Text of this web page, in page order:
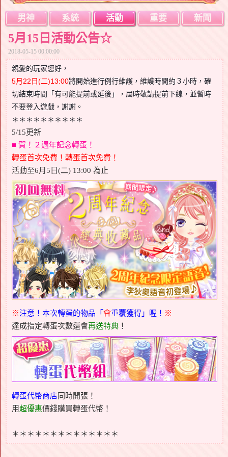
男神 系統 活動 重要 新聞
5月15日活動公告☆
2018-05-15 00:00:00
親愛的玩家您好，
5月22日(二)13:00將開始進行例行維護，維護時間約３小時，確
切結束時間「有可能提前或延後」，屆時敬請提前下線，並暫時
不要登入遊戲，謝謝。
＊＊＊＊＊＊＊＊＊＊
5/15更新
■ 賀！２週年記念轉蛋 ！
轉蛋首次免費！轉蛋首次免費！
活動至6月5日(二) 13:00 為止
※注意！本次轉蛋的物品「 會重覆獲得」喔！ ※
達成指定轉蛋次數還會再送特典 ！
轉蛋代幣商店同時開張！
用超優惠價錢購買轉蛋代幣！
＊＊＊＊＊＊＊＊＊＊＊＊＊＊